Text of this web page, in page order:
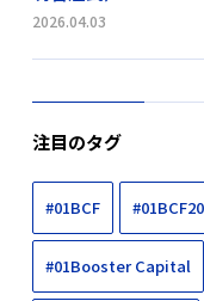
2026.04.03
注目のタグ
#01BCF
#01Booster Capital